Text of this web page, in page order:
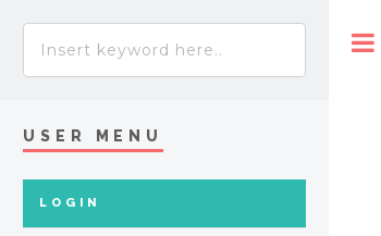
USER MENU
LOGIN